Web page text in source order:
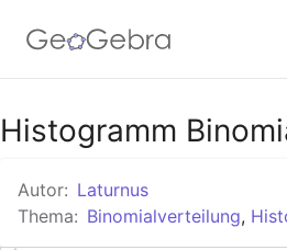
Google Classroom
GeoGebra Classroom
Histogramm
Autor: Laturnus
Thema: Binomialverteilung,